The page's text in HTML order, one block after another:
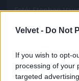
Velvet - Do Not
If you wish to opt-
processing of your
targeted
Fotó: Stephen